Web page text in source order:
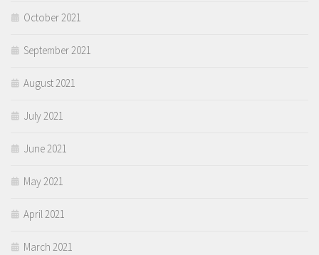
October 2021
September 2021
August 2021
July 2021
June 2021
May 2021
April 2021
March 2021